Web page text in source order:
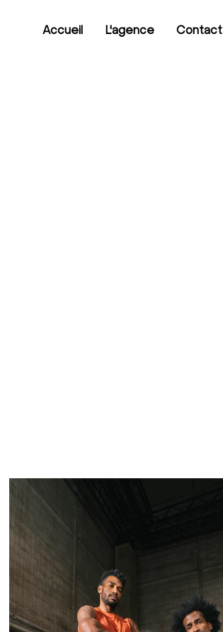
Accueil L'agence Contact